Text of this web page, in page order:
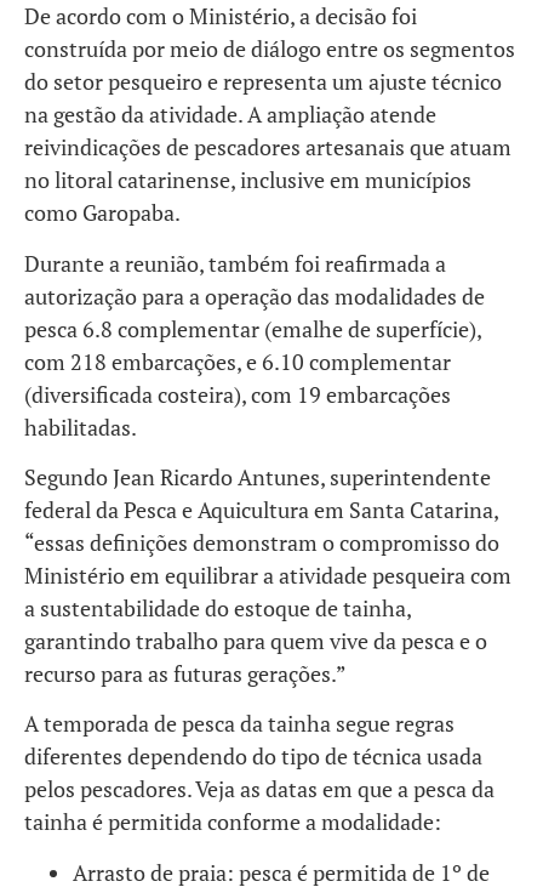
De acordo com o Ministério, a decisão foi
construída por meio de diálogo entre os segmentos
do setor pesqueiro e representa um ajuste técnico
na gestão da atividade. A ampliação atende
reivindicações de pescadores artesanais que atuam
no litoral catarinense, inclusive em municípios
como Garopaba.
Durante a reunião, também foi reafirmada a
autorização para a operação das modalidades de
pesca 6.8 complementar (emalhe de superfície),
com 218 embarcações, e 6.10 complementar
(diversificada costeira), com 19 embarcações
habilitadas.
Segundo Jean Ricardo Antunes, superintendente
federal da Pesca e Aquicultura em Santa Catarina,
“essas definições demonstram o compromisso do
Ministério em equilibrar a atividade pesqueira com
a sustentabilidade do estoque de tainha,
garantindo trabalho para quem vive da pesca e o
recurso para as futuras gerações.”
A temporada de pesca da tainha segue regras
diferentes dependendo do tipo de técnica usada
pelos pescadores. Veja as datas em que a pesca da
tainha é permitida conforme a modalidade:
Arrasto de praia: pesca é permitida de 1º de